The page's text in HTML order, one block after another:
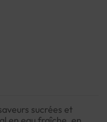
sucrées et